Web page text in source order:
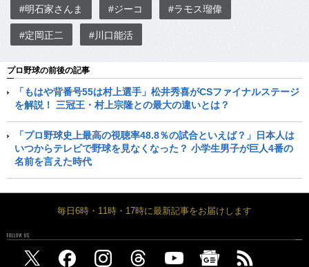
#明石家さんま #ジーコ #ラモス瑠偉
#定岡正二 #川口能活
プロ野球の前後の記事
「もはや背番号55は村上選手」松井秀喜がCSファイナルステージ
を解説！ 三冠王・村上宗隆との最大の違いとは？
「プロ野球史上最高の視聴率48.8％の試合といえば？」日本人は
いつからテレビで野球を見なくなった？ 小学生男子が巨人4番の
名前を言えた時代
毎日6時・11時・17時に最新記事をお届けします
FOLLOW US